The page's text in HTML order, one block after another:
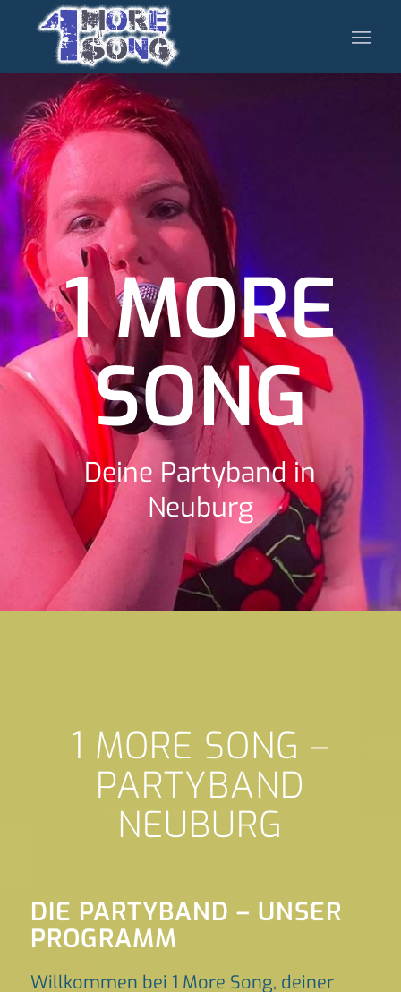
1 MORE
SONG
Deine Partyband in
Neuburg
1 MORE SONG –
PARTYBAND
NEUBURG
DIE PARTYBAND – UNSER
PROGRAMM
Willkommen bei 1 More Song, deiner